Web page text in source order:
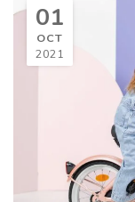
01
OCT
2021